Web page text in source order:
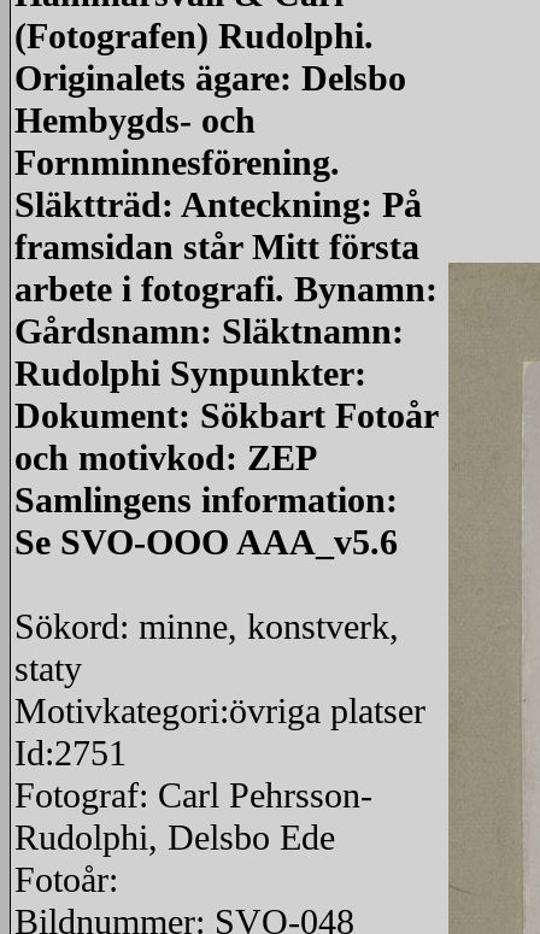
(Fotografen) Rudolphi.
Originalets ägare: Delsbo
Hembygds- och
Fornminnesförening.
Släktträd: Anteckning: På
framsidan står Mitt första
arbete i fotografi. Bynamn:
Gårdsnamn: Släktnamn:
Rudolphi Synpunkter:
Dokument: Sökbart Fotoår
och motivkod: ZEP
Samlingens information:
Se SVO-OOO AAA_v5.6
Sökord: minne, konstverk,
staty
Motivkategori:övriga platser
Id:2751
Fotograf: Carl Pehrsson-
Rudolphi, Delsbo Ede
Fotoår:
Bildnummer: SVO-048